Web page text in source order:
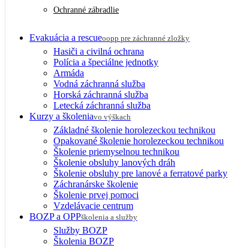
Ochranné zábradlie
Evakuácia a rescueoopp pre záchranné zložky
Hasiči a civilná ochrana
Polícia a špeciálne jednotky
Armáda
Vodná záchranná služba
Horská záchranná služba
Letecká záchranná služba
Kurzy a školeniavo výškach
Základné školenie horolezeckou technikou
Opakované školenie horolezeckou technikou
Školenie priemyselnou technikou
Školenie obsluhy lanových dráh
Školenie obsluhy pre lanové a ferratové parky
Záchranárske školenie
Školenie prvej pomoci
Vzdelávacie centrum
BOZP a OPPškolenia a služby
Služby BOZP
Školenia BOZP